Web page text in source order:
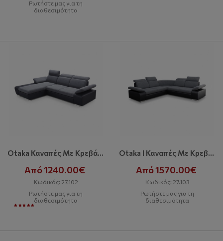
Ρωτήστε μας για τη
διαθεσιμότητα
Otaka Καναπές Με Κρεβάτι Και Αποθηκευτικό Χώρο
Από 1240.00€
Κωδικός: 27.102
Ρωτήστε μας για τη
διαθεσιμότητα
Otaka I Καναπές Με Κρεβάτι Και Αποθηκευτικό Χώρο
Από 1570.00€
Κωδικός: 27.103
Ρωτήστε μας για τη
διαθεσιμότητα